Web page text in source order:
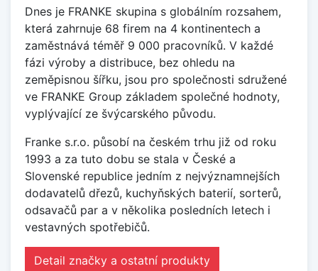
Dnes je FRANKE skupina s globálním rozsahem,
která zahrnuje 68 firem na 4 kontinentech a
zaměstnává téměř 9 000 pracovníků. V každé
fázi výroby a distribuce, bez ohledu na
zeměpisnou šířku, jsou pro společnosti sdružené
ve FRANKE Group základem společné hodnoty,
vyplývající ze švýcarského původu.
Franke s.r.o. působí na českém trhu již od roku
1993 a za tuto dobu se stala v České a
Slovenské republice jedním z nejvýznamnejších
dodavatelů dřezů, kuchyňských baterií, sorterů,
odsavačů par a v několika posledních letech i
vestavných spotřebičů.
Detail značky a ostatní produkty